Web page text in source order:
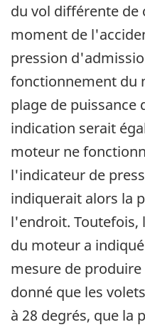
du vol différente de
moment de
pression
fonctionnement du
plage de puissance
indication serait
moteur ne
l'indicateur de
indiquerait alors la
l'endroit. Toutefois,
du moteur a
mesure de produire
donné que les
à 28 degrés, que la